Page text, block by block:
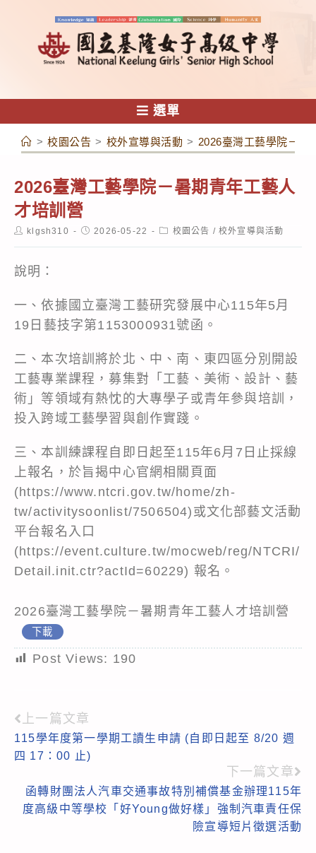
容
選單
> 校園公告 > 校外宣導與活動 > 2026臺灣工藝學院－暑
2026臺灣工藝學院－暑期青年工藝人
才培訓營
Postklgsh310
Post2026-05-22
Post校園公告 / 校外宣導與活動
說明：
一、依據國立臺灣工藝研究發展中心115年5月
19日藝技字第1153000931號函。
二、本次培訓將於北、中、南、東四區分別開設
工藝專業課程，募集對「工藝、美術、設計、藝
術」等領域有熱忱的大專學子或青年參與培訓，
投入跨域工藝學習與創作實踐。
三、本訓練課程自即日起至115年6月7日止採線
上報名，於旨揭中心官網相關頁面
(https://www.ntcri.gov.tw/home/zh-
tw/activitysoonlist/7506504)或文化部藝文活動
平台報名入口
(https://event.culture.tw/mocweb/reg/NTCRI/
Detail.init.ctr?actId=60229) 報名。
2026臺灣工藝學院－暑期青年工藝人才培訓營
下載
Post Views: 190
Read
more
上一篇文章
115學年度第一學期工讀生申請 (自即日起至 8/20 週
四 17：00 止)
下一篇文章
函轉財團法人汽車交通事故特別補償基金辦理115年
度高級中等學校「好Young做好樣」強制汽車責任保
險宣導短片徵選活動